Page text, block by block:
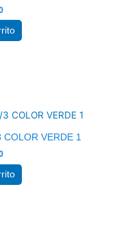
COLOR VERDE 1
actual
es:
$20.0.